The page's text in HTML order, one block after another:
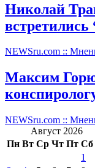
Николай
встретились
NEWSru.com ::
Максим
NEWSru.com ::
Август 2026
Пн Вт Ср Чт Пт Сб
1